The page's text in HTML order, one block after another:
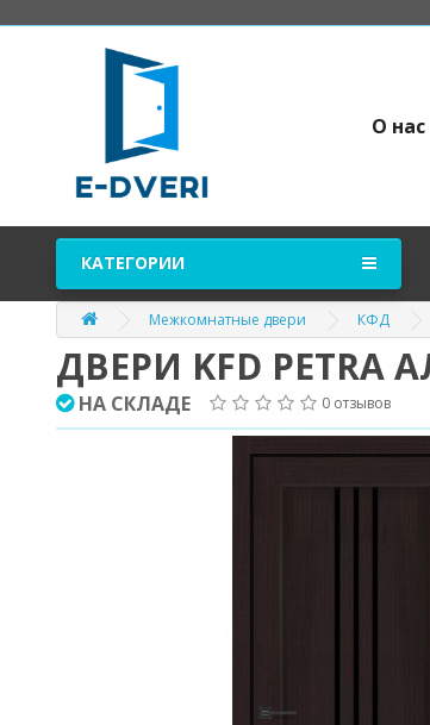
О нас
КАТЕГОРИИ
Межкомнатные двери КФД
ДВЕРИ KFD
НА СКЛАДЕ 0 отзывов